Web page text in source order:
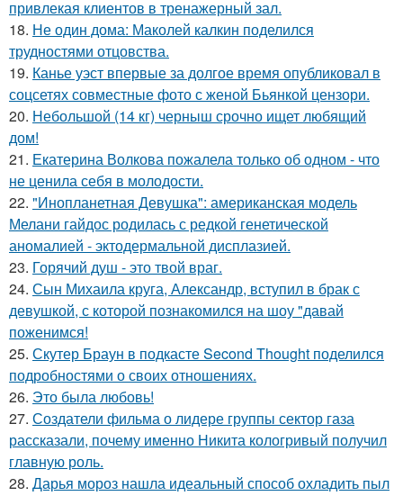
привлекая клиентов в тренажерный зал.
18. Не один дома: Маколей калкин поделился
трудностями отцовства.
19. Канье уэст впервые за долгое время опубликовал в
соцсетях совместные фото с женой Бьянкой цензори.
20. Небольшой (14 кг) черныш срочно ищет любящий
дом!
21. Екатерина Волкова пожалела только об одном - что
не ценила себя в молодости.
22. "Инопланетная Девушка": американская модель
Мелани гайдос родилась с редкой генетической
аномалией - эктодермальной дисплазией.
23. Горячий душ - это твой враг.
24. Сын Михаила круга, Александр, вступил в брак с
девушкой, с которой познакомился на шоу "давай
поженимся!
25. Скутер Браун в подкасте Second Thought поделился
подробностями о своих отношениях.
26. Это была любовь!
27. Создатели фильма о лидере группы сектор газа
рассказали, почему именно Никита кологривый получил
главную роль.
28. Дарья мороз нашла идеальный способ охладить пыл